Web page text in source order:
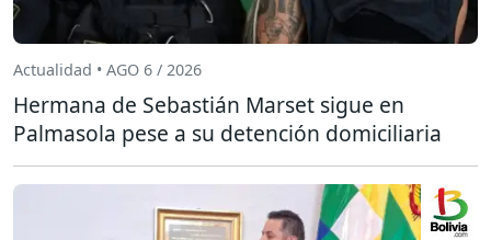
Actualidad • AGO 6 / 2026
Hermana de Sebastián Marset sigue en
Palmasola pese a su detención domiciliaria